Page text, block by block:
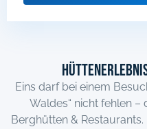
Eins darf bei einem
Waldes“ nicht fehlen –
Berghütten &